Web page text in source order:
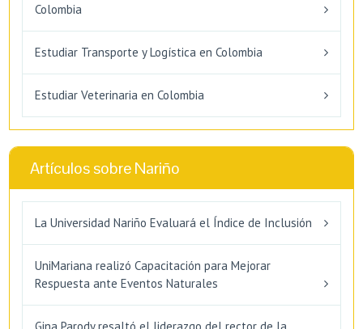
Colombia
Estudiar Transporte y Logística en Colombia
Estudiar Veterinaria en Colombia
Artículos sobre Nariño
La Universidad Nariño Evaluará el Índice de Inclusión
UniMariana realizó Capacitación para Mejorar
Respuesta ante Eventos Naturales